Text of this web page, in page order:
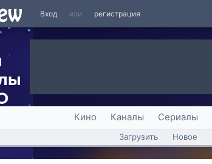
Вход или регистрация
Кино Каналы Сериалы
Загрузить Новое